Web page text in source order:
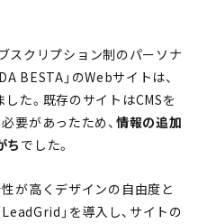
スクリプション制のパーソナ
BESTA」のWebサイトは、
た。既存のサイトはCMSを
要があったため、 情報の追加
ち でした。
が高くデザインの自由度と
」を導入し、サイトの